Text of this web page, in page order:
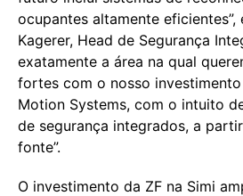
ocupantes altamente
Kagerer, Head de Segurança
exatamente a área na qual
fortes com o nosso
Motion Systems, com o intuito
de segurança integrados, a
fonte”.
O investimento da ZF na Simi